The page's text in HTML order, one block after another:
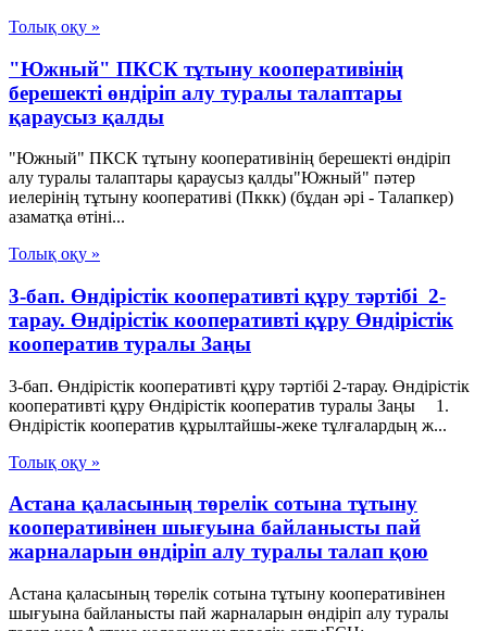
Толық оқу »
"Южный" ПКСК тұтыну кооперативінің
берешекті өндіріп алу туралы талаптары
қараусыз қалды
"Южный" ПКСК тұтыну кооперативінің берешекті өндіріп
алу туралы талаптары қараусыз қалды"Южный" пәтер
иелерінің тұтыну кооперативі (Пккк) (бұдан әрі - Талапкер)
азаматқа өтіні...
Толық оқу »
3-бап. Өндiрiстiк кооперативтi құру тәртiбi 2-
тарау. Өндiрiстiк кооперативтi құру Өндiрiстiк
кооператив туралы Заңы
3-бап. Өндiрiстiк кооперативтi құру тәртiбi 2-тарау. Өндiрiстiк
кооперативтi құру Өндiрiстiк кооператив туралы Заңы 1.
Өндiрiстiк кооператив құрылтайшы-жеке тұлғалардың ж...
Толық оқу »
Астана қаласының төрелік сотына тұтыну
кооперативінен шығуына байланысты пай
жарналарын өндіріп алу туралы талап қою
Астана қаласының төрелік сотына тұтыну кооперативінен
шығуына байланысты пай жарналарын өндіріп алу туралы